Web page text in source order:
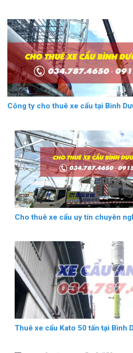
Công ty cho thuê xe cẩu tại Bình
Cho thuê xe cẩu uy tín chuyên
Thuê xe cẩu Kato 50 tấn tại Bình